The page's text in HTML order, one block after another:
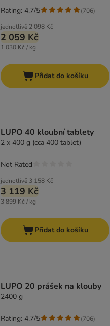
jednotlivě 2 098 Kč
2 059 Kč
1 030 Kč / kg
Rating: 4.7/5 (706)
Přidat do košíku
LUPO 40 kloubní tablety
2 x 400 g (cca 400 tablet)
jednotlivě 3 158 Kč
3 119 Kč
3 899 Kč / kg
Not Rated
Přidat do košíku
LUPO 20 prášek na klouby
2400 g
Rating: 4.7/5 (706)